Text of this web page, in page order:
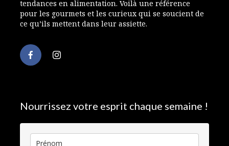
tendances en alimentation. Voilà une référence
pour les gourmets et les curieux qui se soucient de
ce qu’ils mettent dans leur assiette.
Nourrissez votre esprit chaque semaine !